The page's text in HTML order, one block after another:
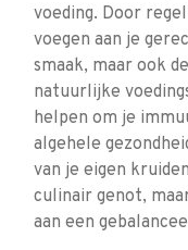
voeding. Door
voegen aan je
smaak, maar ook
natuurlijke
helpen om je
algehele
van je eigen
culinair genot,
aan een